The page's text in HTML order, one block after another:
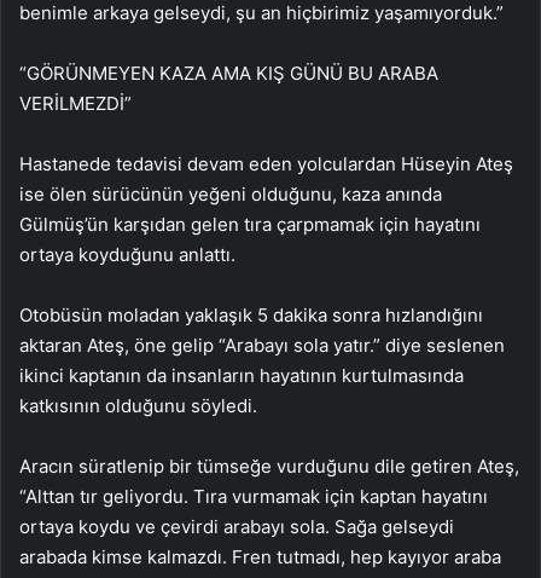
benimle arkaya gelseydi, şu an hiçbirimiz yaşamıyorduk.”
“GÖRÜNMEYEN KAZA AMA KIŞ GÜNÜ BU ARABA
VERİLMEZDİ”
Hastanede tedavisi devam eden yolculardan Hüseyin Ateş
ise ölen sürücünün yeğeni olduğunu, kaza anında
Gülmüş’ün karşıdan gelen tıra çarpmamak için hayatını
ortaya koyduğunu anlattı.
Otobüsün moladan yaklaşık 5 dakika sonra hızlandığını
aktaran Ateş, öne gelip “Arabayı sola yatır.” diye seslenen
ikinci kaptanın da insanların hayatının kurtulmasında
katkısının olduğunu söyledi.
Aracın süratlenip bir tümseğe vurduğunu dile getiren Ateş,
“Alttan tır geliyordu. Tıra vurmamak için kaptan hayatını
ortaya koydu ve çevirdi arabayı sola. Sağa gelseydi
arabada kimse kalmazdı. Fren tutmadı, hep kayıyor araba